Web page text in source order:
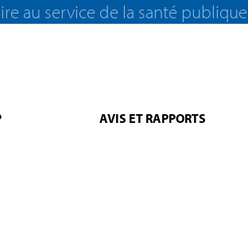
au service de la santé publique
AVIS ET RAPPORTS